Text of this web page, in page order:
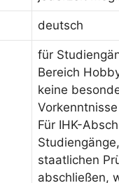
deutsch
für
Bereich
keine
Für IHK-
staatlichen
abschließen,